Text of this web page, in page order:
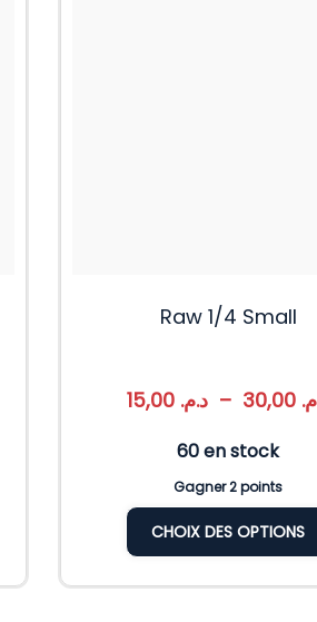
Raw 1/4 Small
د.م. –
60 en stock
Gagner 2 points
CHOIX DES OPTIONS